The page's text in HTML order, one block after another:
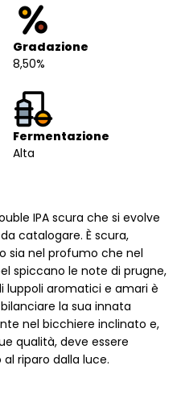
Gradazione
8,50%
Fermentazione
Alta
IPA scura che si evolve
catalogare. È scura,
sia nel profumo che nel
spiccano le note di prugne,
luppoli aromatici e amari è
la sua innata
nel bicchiere inclinato e,
qualità, deve essere
riparo dalla luce.